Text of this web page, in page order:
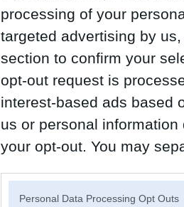
processing of your
targeted advertising by
section to confirm your
opt-out request is
interest-based ads based
us or personal
your opt-out. You may
Personal Data Processing Opt Outs